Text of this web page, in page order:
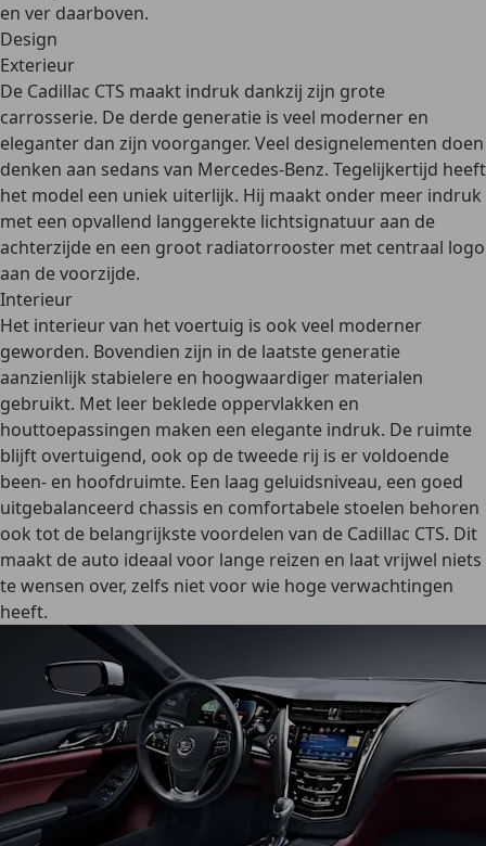
en ver daarboven.
Design
Exterieur
De Cadillac CTS maakt indruk dankzij zijn grote
carrosserie. De derde generatie is veel moderner en
eleganter dan zijn voorganger. Veel designelementen doen
denken aan sedans van Mercedes-Benz. Tegelijkertijd heeft
het model een uniek uiterlijk. Hij maakt onder meer indruk
met een opvallend langgerekte lichtsignatuur aan de
achterzijde en een groot radiatorrooster met centraal logo
aan de voorzijde.
Interieur
Het interieur van het voertuig is ook veel moderner
geworden. Bovendien zijn in de laatste generatie
aanzienlijk stabielere en hoogwaardiger materialen
gebruikt. Met leer beklede oppervlakken en
houttoepassingen maken een elegante indruk. De ruimte
blijft overtuigend, ook op detweede rij is er voldoende
been- en hoofdruimte. Een laag geluidsniveau, een goed
uitgebalanceerd chassis en comfortabele stoelen behoren
ook tot de belangrijkste voordelen van de Cadillac CTS. Dit
maakt de auto ideaal voor lange reizen en laat vrijwel niets
te wensen over, zelfs niet voor wie hoge verwachtingen
heeft.